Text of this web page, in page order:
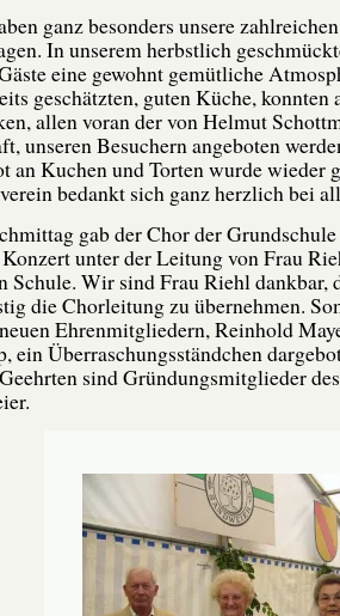
ganz besonders unsere
In unserem herbstlich
eine gewohnt gemütliche
geschätzten, guten Küche,
allen voran der von Helmut
unseren Besuchern angeboten
an Kuchen und Torten wurde wieder
bedankt sich ganz herzlich bei
gab der Chor der
unter der Leitung von Frau
Schule. Wir sind Frau Riehl dankbar,
die Chorleitung zu übernehmen.
Ehrenmitgliedern, Reinhold
ein Überraschungsständchen
sind Gründungsmitglieder